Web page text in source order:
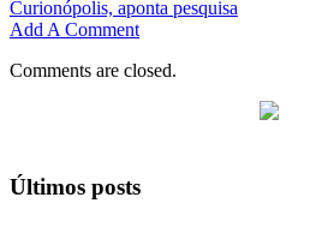
Curionópolis, aponta pesquisa
Add A Comment
Comments are closed.
Últimos posts